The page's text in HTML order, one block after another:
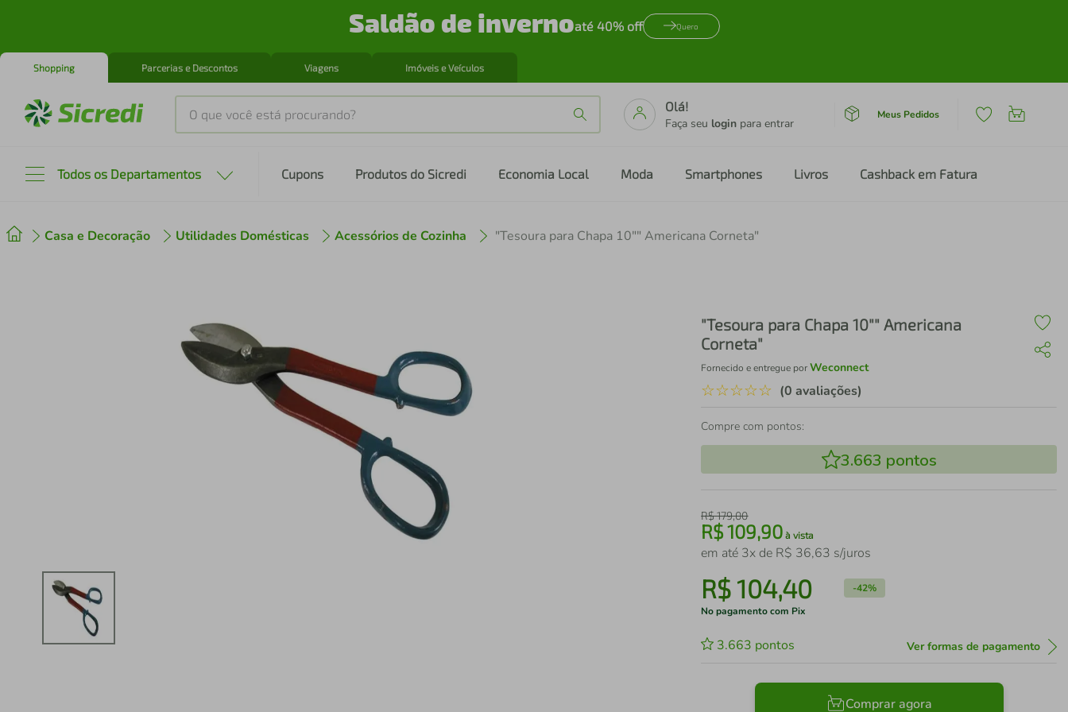
Saldão de invernoaté 40% off Quero
Shopping Parcerias e Descontos Viagens Imóveis e Veículos
O que você está procurando?
Olá!
Faça seu login para entrar
Meus Pedidos
Todos os Departamentos Cupons Produtos do Sicredi Economia Local Moda Smartphones Livros Cashback em Fatura
Casa e Decoração Utilidades Domésticas Acessórios de Cozinha "Tesoura para Chapa 10"" Americana Corneta"
"Tesoura para Chapa 10"" Americana
Corneta"
Fornecido e entregue porWeconnect
☆☆☆☆☆ (0 avaliações)
Compre com pontos:
3.663 pontos
R$179,00
R$109,90 à vista
em até 3x de R$ 36,63 s/juros
R$104,40 -42%
No pagamento com Pix
3.663 pontos Ver formas de pagamento
Comprar agora
º cafeteira
air fryer
iphone